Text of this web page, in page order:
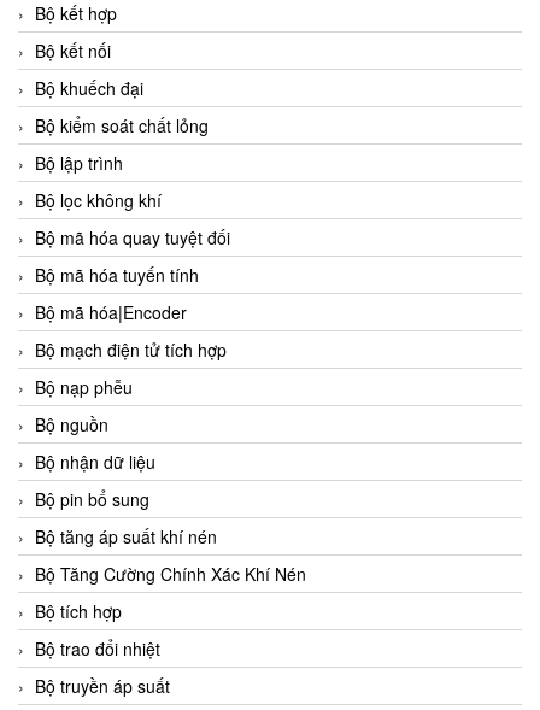
Bộ kết hợp
Bộ kết nối
Bộ khuếch đại
Bộ kiểm soát chất lỏng
Bộ lập trình
Bộ lọc không khí
Bộ mã hóa quay tuyệt đối
Bộ mã hóa tuyến tính
Bộ mã hóa|Encoder
Bộ mạch điện tử tích hợp
Bộ nạp phễu
Bộ nguồn
Bộ nhận dữ liệu
Bộ pin bổ sung
Bộ tăng áp suất khí nén
Bộ Tăng Cường Chính Xác Khí Nén
Bộ tích hợp
Bộ trao đổi nhiệt
Bộ truyền áp suất